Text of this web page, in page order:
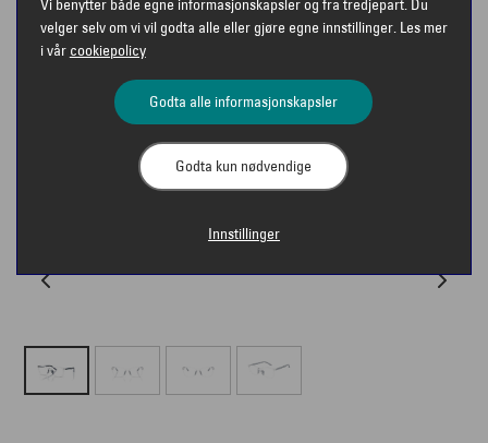
Vi benytter både egne informasjonskapsler og fra tredjepart. Du
velger selv om vi vil godta alle eller gjøre egne innstillinger. Les mer
i vår cookiepolicy
Godta alle informasjonskapsler
Godta kun nødvendige
Innstillinger